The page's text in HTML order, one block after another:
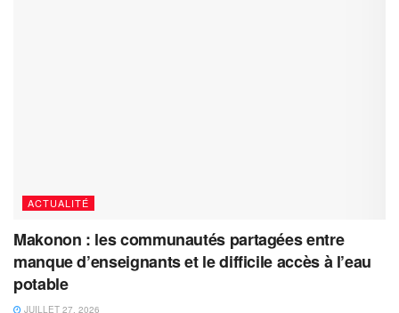
ACTUALITÉ
Makonon : les communautés partagées entre
manque d’enseignants et le difficile accès à l’eau
potable
JUILLET 27, 2026